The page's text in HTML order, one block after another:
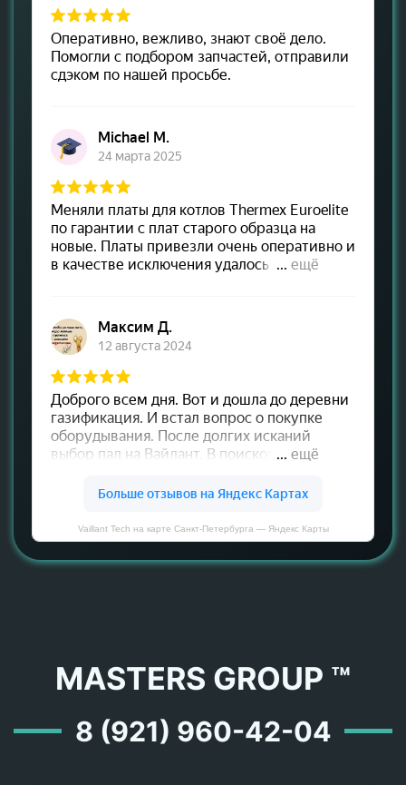
Vaillant Tech на карте Санкт‑Петербурга — Яндекс Карты
MASTERS GROUP ™
8 (921) 960-42-04